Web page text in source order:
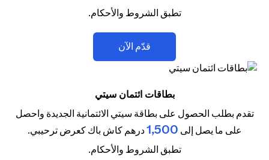
تطبق الشروط والأحكام.
قدّم الآن
بطاقات ائتمان سيتي
تقدم بطلب الحصول على بطاقة سيتي الائتمانية الجديدة واحصل
على ما يصل إلى 1,500درهم كاش باك كعرض ترحيبي.
تطبق الشروط والأحكام.